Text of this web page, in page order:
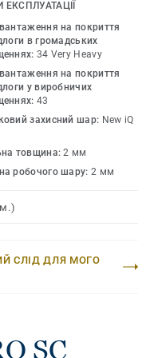
опір 5x10⁴-
електростатично
SC має всі переваги
дизайн,
низьку вартість
іншими
на покриття
в громадських
34 Very Heavy
на покриття
у виробничих
43
захисний шар: New iQ
товщина:2 мм
робочого шару: 2 мм
СЛІД ДЛЯ МОГО
SC